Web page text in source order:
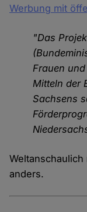
Werbung mit
"Das
Frauen
Mitteln der
Sachsens
anders.